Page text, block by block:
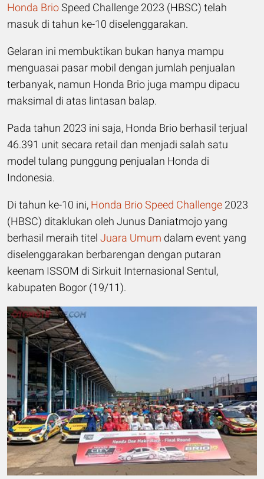
Honda BrioSpeed Challenge 2023 (HBSC) telah
masuk di tahun ke-10 diselenggarakan.
Gelaran ini membuktikan bukan hanya mampu
menguasai pasar mobil dengan jumlah penjualan
terbanyak, namun Honda Brio juga mampu dipacu
maksimal di atas lintasan balap.
Pada tahun 2023 ini saja, Honda Brio berhasil terjual
46.391 unit secara retail dan menjadi salah satu
model tulang punggung penjualan Honda di
Indonesia.
Di tahun ke-10 ini, Honda Brio Speed Challenge 2023
(HBSC) ditaklukan oleh Junus Daniatmojo yang
berhasil meraih titel Juara Umum dalam event yang
diselenggarakan berbarengan dengan putaran
keenam ISSOM di Sirkuit Internasional Sentul,
kabupaten Bogor (19/11).